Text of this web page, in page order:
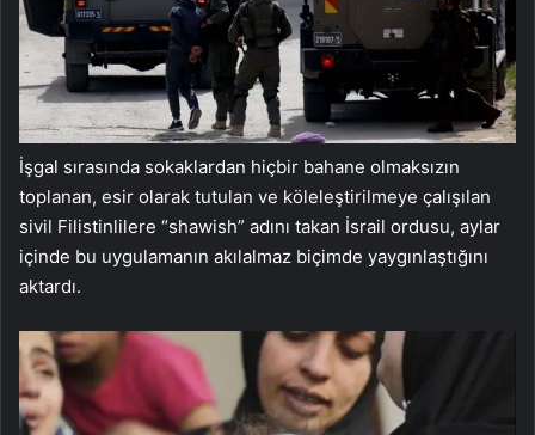
İşgal sırasında sokaklardan hiçbir bahane olmaksızın
toplanan, esir olarak tutulan ve köleleştirilmeye çalışılan
sivil Filistinlilere “shawish” adını takan İsrail ordusu, aylar
içinde bu uygulamanın akılalmaz biçimde yaygınlaştığını
aktardı.